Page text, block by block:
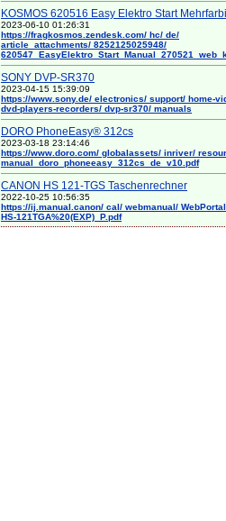
KOSMOS 620516 Easy Elektro Start
2023-06-10 01:26:31
https://fragkosmos.zendesk.com/ hc/ de/
article_attachments/ 8252125025948/
SONY DVP-SR370
2023-04-15 15:39:09
https://www.sony.de/ electronics/ support/ home-
dvd-players-recorders/ dvp-sr370/ manuals
DORO PhoneEasy® 312cs
2023-03-18 23:14:46
https://www.doro.com/ globalassets/ inriver/
manual_doro_phoneeasy_312cs_de_v10.pdf
CANON HS 121-TGS Taschenrechner
2022-10-25 10:56:35
https://ij.manual.canon/ cal/ webmanual/
HS-121TGA%20(EXP)_P.pdf